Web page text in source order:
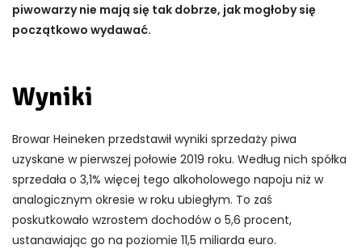
piwowarzy nie mają się tak dobrze, jak mogłoby się
początkowo wydawać.
Wyniki
Browar Heineken przedstawił wyniki sprzedaży piwa
uzyskane w pierwszej połowie 2019 roku. Według nich spółka
sprzedała o 3,1% więcej tego alkoholowego napoju niż w
analogicznym okresie w roku ubiegłym. To zaś
poskutkowało wzrostem dochodów o 5,6 procent,
ustanawiając go na poziomie 11,5 miliarda euro.